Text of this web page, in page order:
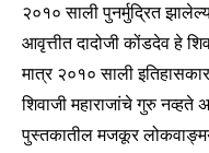
२०१० साली पुनर्मुद्रित
आवृत्तीत दादोजी कोंडदेव हे
मात्र २०१० साली
शिवाजी महाराजांचे गुरु
पुस्तकातील मजकूर